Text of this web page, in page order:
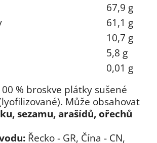
67,9 g
61,1 g
10,7 g
5,8 g
0,01 g
% broskve plátky sušené
Může obsahovat
sezamu, arašídů, ořechů
Řecko - GR, Čína - CN,